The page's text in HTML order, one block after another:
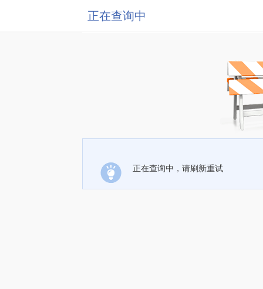
正在查询中
正在查询中，请刷新重试